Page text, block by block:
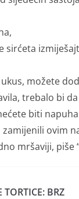
sirćeta
možete
trebalo bi
biti
ovim
mršaviji, piše
TORTICE: BRZ